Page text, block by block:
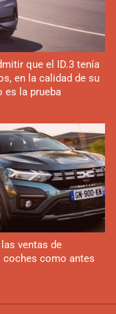
que el ID.3 tenía
en la calidad de su
es la prueba
ventas de
coches como antes